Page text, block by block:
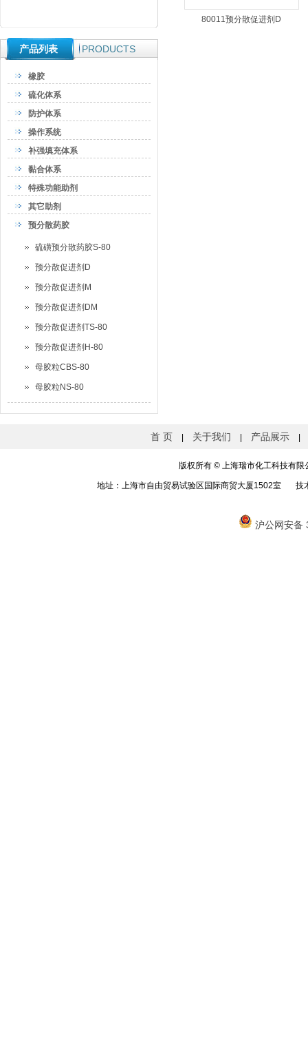
产品列表 PRODUCTS
橡胶
硫化体系
防护体系
操作系统
补强填充体系
黏合体系
特殊功能助剂
其它助剂
预分散药胶
硫磺预分散药胶S-80
预分散促进剂D
预分散促进剂M
预分散促进剂DM
预分散促进剂TS-80
预分散促进剂H-80
母胶粒CBS-80
母胶粒NS-80
80011预分散促进剂D
首 页 关于我们 产品展示
版权所有 ©上海瑞市化工科技有
地址：上海市自由贸易试验区国际商贸大厦1502室 技
沪公网安备